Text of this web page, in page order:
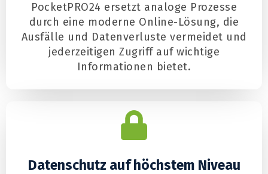
PocketPRO24 ersetzt analoge Prozesse
durch eine moderne Online-Lösung, die
Ausfälle und Datenverluste vermeidet und
jederzeitigen Zugriff auf wichtige
Informationen bietet.
Datenschutz auf höchstem Niveau